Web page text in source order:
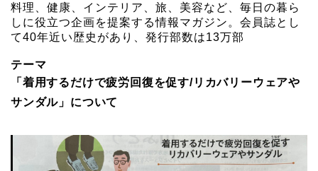
料理、健康、インテリア、旅、美容など、毎日の暮ら
しに役立つ企画を提案する情報マガジン。会員誌とし
て40年近い歴史があり、発行部数は13万部
テーマ
「着用するだけで疲労回復を促す/リカバリーウェアや
サンダル」について